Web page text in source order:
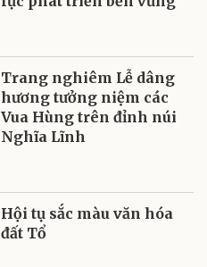
Trang nghiêm Lễ dâng
hương tưởng niệm các
Vua Hùng trên đỉnh núi
Nghĩa Lĩnh
Hội tụ sắc màu văn hóa
đất Tổ